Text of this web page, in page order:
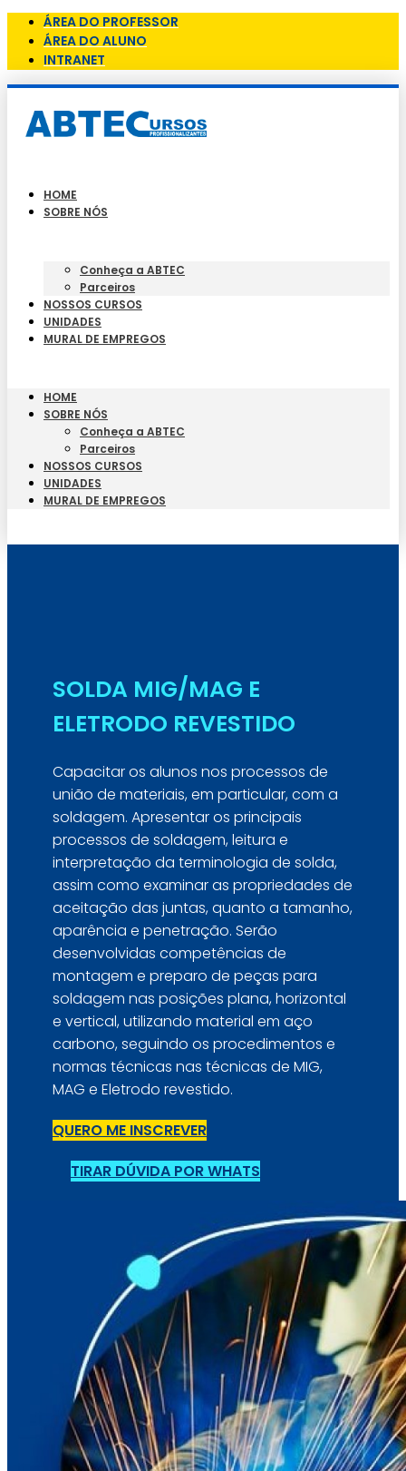
ÁREA DO PROFESSOR
ÁREA DO ALUNO
INTRANET
HOME
SOBRE NÓS
Conheça a ABTEC
Parceiros
NOSSOS CURSOS
UNIDADES
MURAL DE EMPREGOS
HOME
SOBRE NÓS
Conheça a ABTEC
Parceiros
NOSSOS CURSOS
UNIDADES
MURAL DE EMPREGOS
SOLDA MIG/MAG E
ELETRODO REVESTIDO
Capacitar os alunos nos processos de
união de materiais, em particular, com a
soldagem. Apresentar os principais
processos de soldagem, leitura e
interpretação da terminologia de solda,
assim como examinar as propriedades de
aceitação das juntas, quanto a tamanho,
aparência e penetração. Serão
desenvolvidas competências de
montagem e preparo de peças para
soldagem nas posições plana, horizontal
e vertical, utilizando material em aço
carbono, seguindo os procedimentos e
normas técnicas nas técnicas de MIG,
MAG e Eletrodo revestido.
QUERO ME INSCREVER
TIRAR DÚVIDA POR WHATS